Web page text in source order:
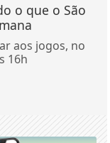
o que o São
aos jogos, no
16h